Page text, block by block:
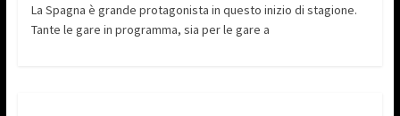
La Spagna è grande protagonista in questo inizio di stagione.
Tante le gare in programma, sia per le gare a